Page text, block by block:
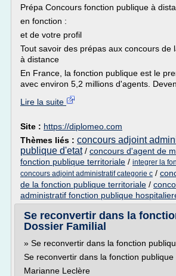
Prépa Concours fonction publique à
en fonction :
et de votre profil
Tout savoir des prépas aux concours de
à distance
En France, la fonction publique est le
avec environ 5,2 millions d'agents.
Lire la suite
Site : https://diplomeo.com
Thèmes liés : concours adjoint
publique d'etat/ concours d'agent de
fonction publique territoriale / integrer la
concours adjoint administratif categorie c /
de la fonction publique territoriale /
administratif fonction publique
Se reconvertir dans la
Dossier Familial
» Se reconvertir dans la fonction
Se reconvertir dans la fonction publique
Marianne Leclère